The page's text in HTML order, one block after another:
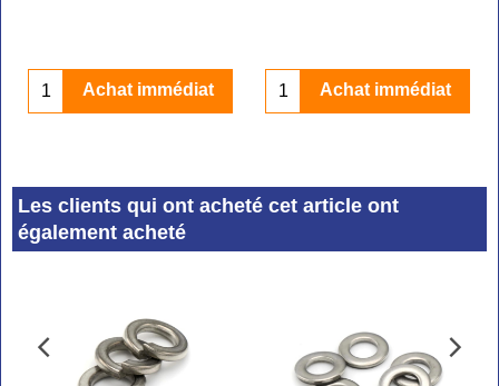
Achat immédiat Achat immédiat
Les clients qui ont acheté cet article ont
également acheté